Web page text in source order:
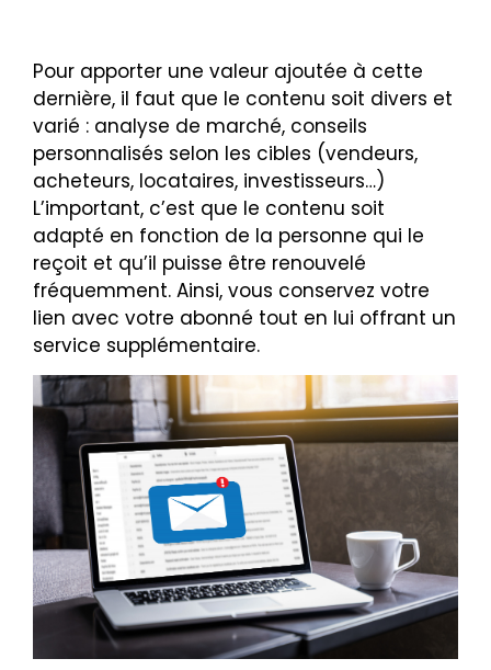
Pour apporter une valeur ajoutée à cette
dernière, il faut que le contenu soit divers et
varié : analyse de marché, conseils
personnalisés selon les cibles (vendeurs,
acheteurs, locataires, investisseurs…)
L’important, c’est que le contenu soit
adapté en fonction de la personne qui le
reçoit et qu’il puisse être renouvelé
fréquemment. Ainsi, vous conservez votre
lien avec votre abonné tout en lui offrant un
service supplémentaire.